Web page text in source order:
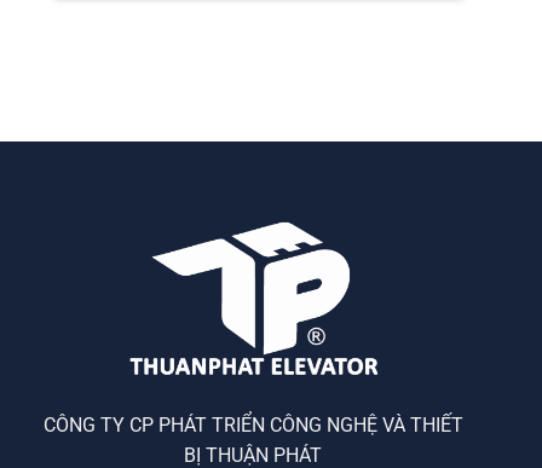
CÔNG TY CP PHÁT TRIỂN CÔNG NGHỆ VÀ THIẾT
BỊ THUẬN PHÁT